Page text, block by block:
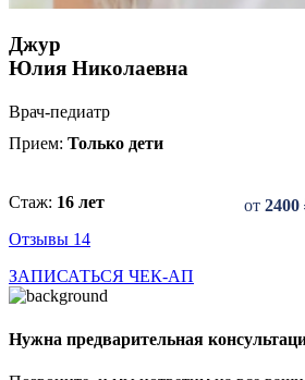
Джур
Юлия Николаевна
Врач-педиатр
Прием: Только дети
Стаж: 16 лет
Отзывы 14
от 2400
ЗАПИСАТЬСЯ ЧЕК-АП
Нужна предварительная